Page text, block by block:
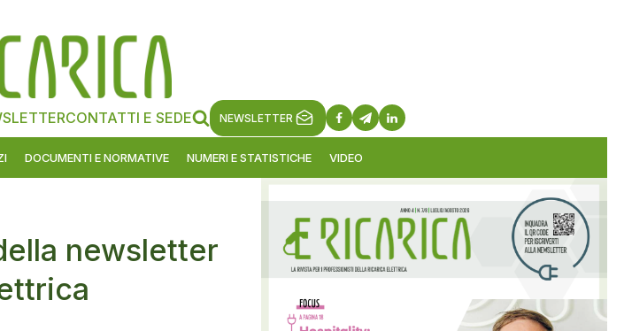
CONTATTI E SEDE NEWSLETTER
DOCUMENTI E NORMATIVE NUMERI E STATISTICHE VIDEO
newsletter